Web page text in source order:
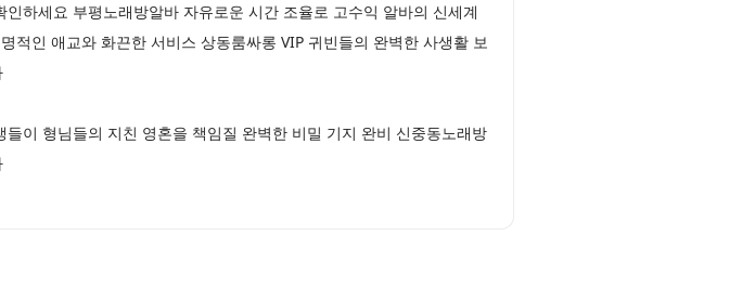
하세요 부평노래방알바 자유로운 시간 조율로 고수익 알바의 신세계
적인 애교와 화끈한 서비스 상동룸싸롱 VIP 귀빈들의 완벽한 사생활 보
이 형님들의 지친 영혼을 책임질 완벽한 비밀 기지 완비 신중동노래방